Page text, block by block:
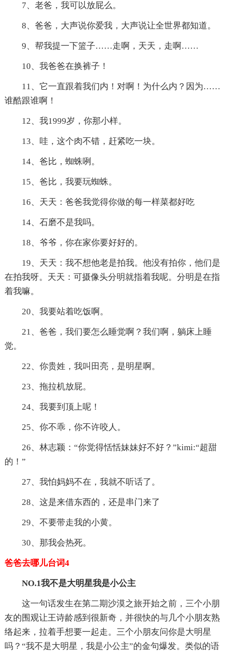
7、老爸，我可以放屁么。
8、爸爸，大声说你爱我，大声说让全世界都知道。
9、帮我提一下篮子……走啊，天天，走啊……
10、我爸爸在换裤子！
11、它一直跟着我们内！对啊！为什么内？因为……
谁酷跟谁啊！
12、我1999岁，你那小样。
13、哇，这个肉不错，赶紧吃一块。
14、爸比，蜘蛛咧。
15、爸比，我要玩蜘蛛。
16、天天：爸爸我觉得你做的每一样菜都好吃
14、石磨不是我吗。
18、爷爷，你在家你要好好的。
19、天天：我不想他老是拍我。他没有拍你，他们是
在拍我呀。天天：可摄像头分明就指着我呢。分明是在指
着我嘛。
20、我要站着吃饭啊。
21、爸爸，我们要怎么睡觉啊？我们啊，躺床上睡
觉。
22、你贵姓，我叫田亮，是明星啊。
23、拖拉机放屁。
24、我要到顶上呢！
25、你不乖，你不许咬人。
26、林志颖：“你觉得恬恬妹妹好不好？”kimi:“超甜
的！”
27、我怕妈妈不在，我就不听话了。
28、这是来借东西的，还是串门来了
29、不要带走我的小黄。
30、那我会热死。
爸爸去哪儿台词4
NO.1我不是大明星我是小公主
这一句话发生在第二期沙漠之旅开始之前，三个小朋
友的围观让王诗龄感到很新奇，并很快的与几个小朋友熟
络起来，拉着手想要一起走。三个小朋友问你是大明星
吗？“我不是大明星，我是小公主”的金句爆发。类似的语